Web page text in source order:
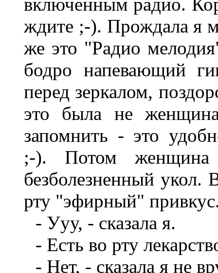
включенным радио.
ждите ;-). Прождала я
же это "Радио
бодро напевающий
перед зеркалом,
это была не
запомнить - это
;-). Потом женщина
безболезненный укол.
рту "эфирный"
- Ууу, - сказала я.
- Есть во рту
- Нет, - сказала я не